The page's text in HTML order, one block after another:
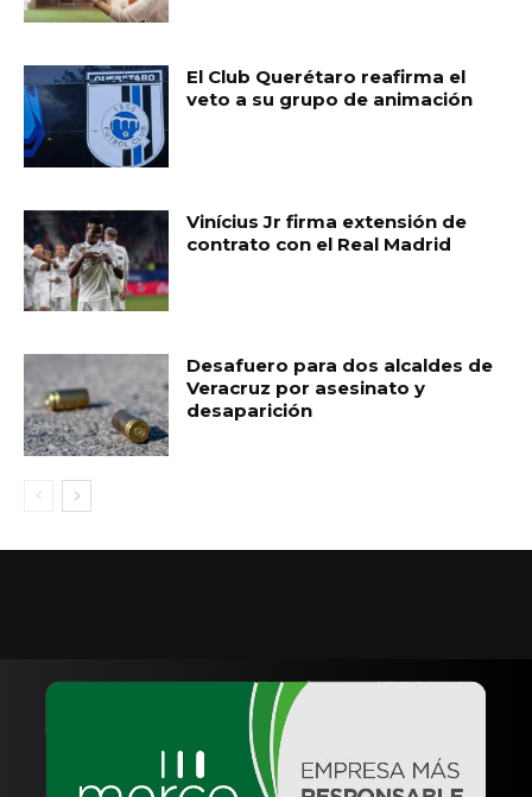
El Club Querétaro reafirma el
veto a su grupo de animación
Vinícius Jr firma extensión de
contrato con el Real Madrid
Desafuero para dos alcaldes de
Veracruz por asesinato y
desaparición